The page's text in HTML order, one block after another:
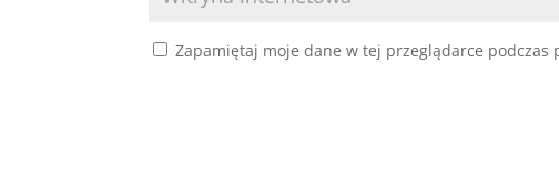
Zapamiętaj moje dane w tej przeglądarce podczas